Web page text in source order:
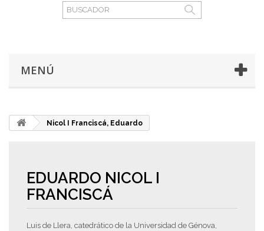
MENÚ
Nicol I Franciscá, Eduardo
EDUARDO NICOL I
FRANCISCÁ
Luis de Llera, catedrático de la Universidad de Génova,